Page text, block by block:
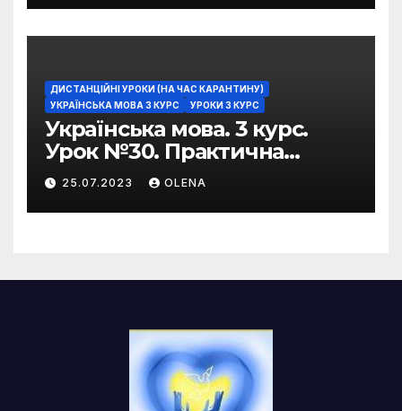
ДИСТАНЦІЙНІ УРОКИ (НА ЧАС КАРАНТИНУ)
УКРАЇНСЬКА МОВА 3 КУРС
УРОКИ 3 КУРС
Українська мова. 3 курс.
Урок №30. Практична
риторика. Оцінювальні
жанри. Характеристика
25.07.2023 OLENA